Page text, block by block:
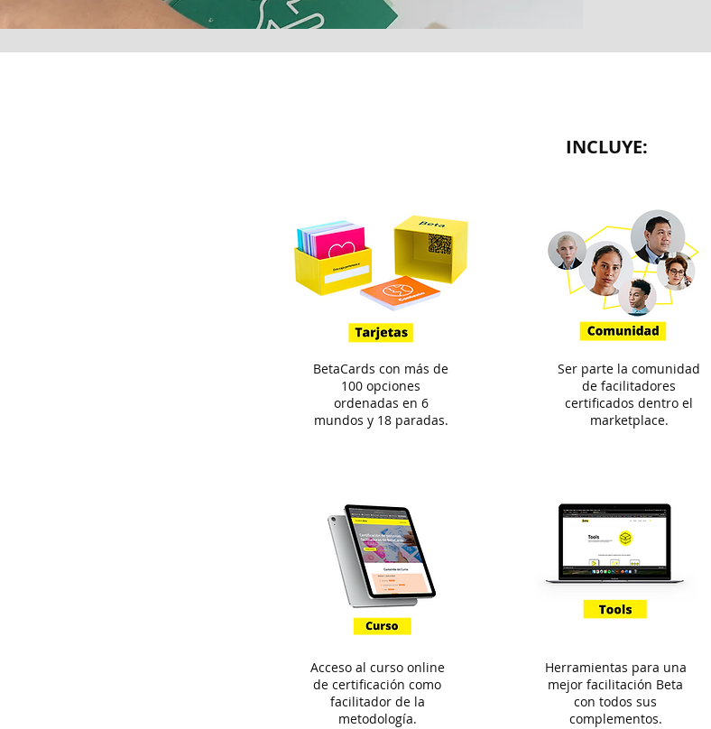
INCLUYE:
BetaCards con más de
100 opciones
ordenadas en 6
mundos y 18 paradas.
Acceso al curso online
de certificación como
facilitador de la
metodología.
Ser parte la comunidad
de facilitadores
certificados dentro el
marketplace.
Herramientas para una
mejor facilitación Beta
con todos sus
complementos.